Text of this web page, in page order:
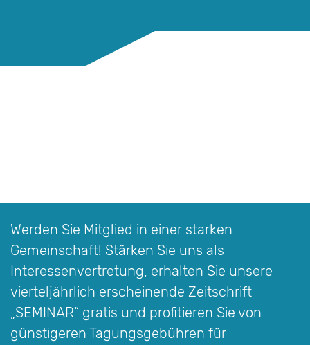
Werden Sie Mitglied in einer starken
Gemeinschaft! Stärken Sie uns als
Interessen­vertretung, erhalten Sie unsere
vierteljährlich erscheinende Zeitschrift
„SEMINAR“ gratis und profitieren Sie von
günstigeren Tagungsgebühren für